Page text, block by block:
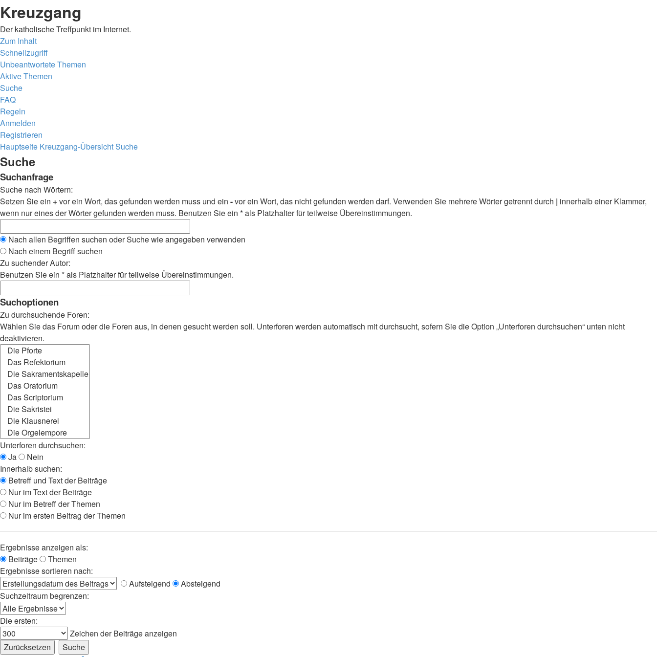
Kreuzgang
Der katholische Treffpunkt im Internet.
Zum Inhalt
Schnellzugriff
Unbeantwortete Themen
Aktive Themen
Suche
FAQ
Regeln
Anmelden
Registrieren
Hauptseite Kreuzgang-ÜbersichtSuche
Suche
Suchanfrage
Suche nach Wörtern:
Setzen Sie ein +vor ein Wort, das gefunden werden muss und ein -vor ein Wort, das nicht gefunden werden darf. Verwenden Sie mehrere Wörter getrennt durch | innerhalb einer Klammer,
wenn nur eines der Wörter gefunden werden muss. Benutzen Sie ein * als Platzhalter für teilweise Übereinstimmungen.
Nach allen Begriffen suchen oder Suche wie angegeben verwenden
Nach einem Begriff suchen
Zu suchender Autor:
Benutzen Sie ein * als Platzhalter für teilweise Übereinstimmungen.
Suchoptionen
Zu durchsuchende Foren:
Wählen Sie das Forum oder die Foren aus, in denen gesucht werden soll. Unterforen werden automatisch mit durchsucht, sofern Sie die Option „Unterforen durchsuchen“ unten nicht
deaktivieren.
Unterforen durchsuchen:
Ja
Nein
Innerhalb suchen:
Betreff und Text der Beiträge
Nur im Text der Beiträge
Nur im Betreff der Themen
Nur im ersten Beitrag der Themen
Ergebnisse anzeigen als:
Beiträge
Themen
Ergebnisse sortieren nach:
Aufsteigend
Absteigend
Suchzeitraum begrenzen:
Die ersten:
Zeichen der Beiträge anzeigen